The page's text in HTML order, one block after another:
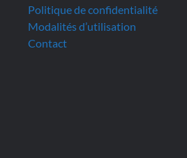
Politique de confidentialité
Modalités d’utilisation
Contact